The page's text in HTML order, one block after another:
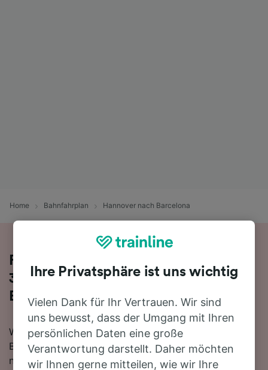
Home Bahnfahrplan Hannover nach Barcelona
Reisen Sie mit dem Zug in 15 Stunden
39 Minuten von Hannover nach
Barcelona
Wenn Sie mehr über die Reise von Hannover nach
Barcelona mit dem Zug erfahren möchten, suchen Sie
nicht länger!
Ihre Privatsphäre ist uns wichtig
Vielen Dank für Ihr Vertrauen. Wir sind
uns bewusst, dass der Umgang mit Ihren
persönlichen Daten eine große
Verantwortung darstellt. Daher möchten
wir Ihnen gerne mitteilen, wie wir Ihre